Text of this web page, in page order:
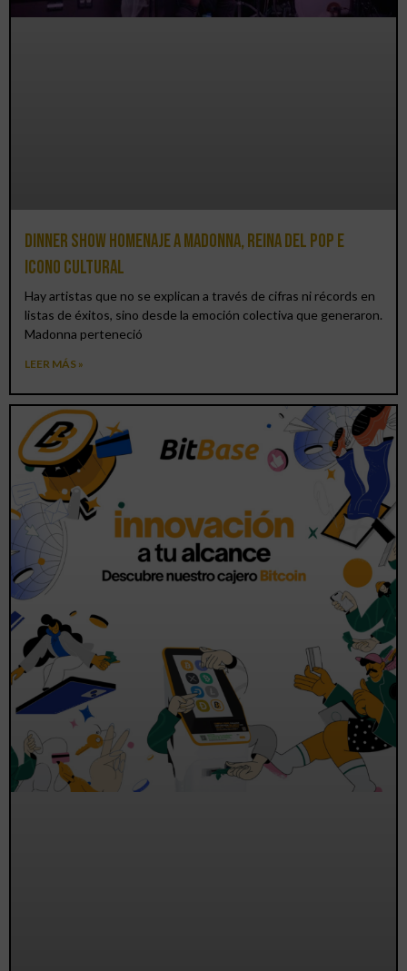
Dinner Show homenaje a Madonna, reina del pop e
icono cultural
Hay artistas que no se explican a través de cifras ni récords en
listas de éxitos, sino desde la emoción colectiva que generaron.
Madonna perteneció
LEER MÁS »